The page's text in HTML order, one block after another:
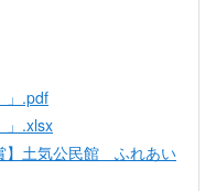
」.pdf
」.xlsx
】土気公民館 ふれあい